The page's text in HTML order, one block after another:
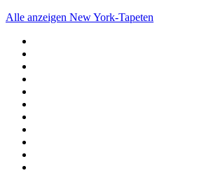
Alle anzeigen New York-Tapeten